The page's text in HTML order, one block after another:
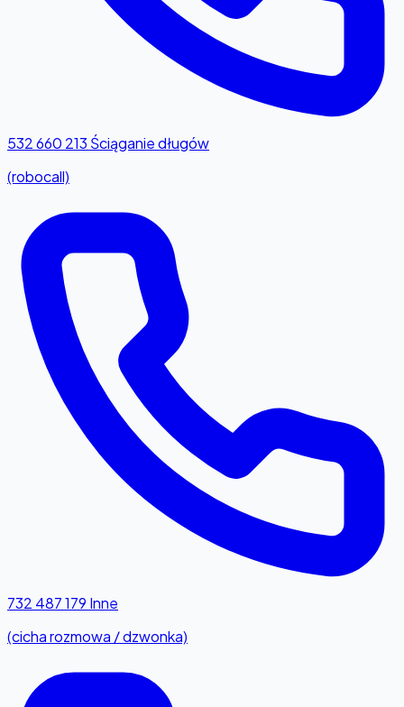
532 660 213 Ściąganie długów
(robocall)
732 487 179 Inne
(cicha rozmowa / dzwonka)